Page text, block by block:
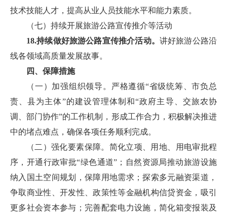
技术技能人才，提高从业人员技能水平和能力素质。
（七）持续开展旅游公路宣传推介等活动
18.持续做好旅游公路宣传推介活动。 讲好旅游公路沿
线各领域高质量发展故事。
四、保障措施
（一）加强组织领导。严格遵循“省级统筹、市负总
责、县为主体”的建设管理体制和“政府主导、交旅农协
调、部门协作”的工作机制，形成工作合力，积极解决推进
中的堵点难点，确保各项任务顺利完成。
（二）强化要素保障。简化立项、用地、用电审批程
序，开通行政审批“绿色通道”；自然资源局推动旅游设施
纳入国土空间规划，保障用地需求；探索多元融资渠道，
争取商业性、开发性、政策性等金融机构信贷资金，吸引
更多社会资本参与；完善配套电力设施，简化箱变报装及